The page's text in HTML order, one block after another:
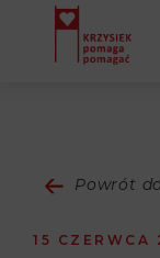
Powrót
15 CZERWCA